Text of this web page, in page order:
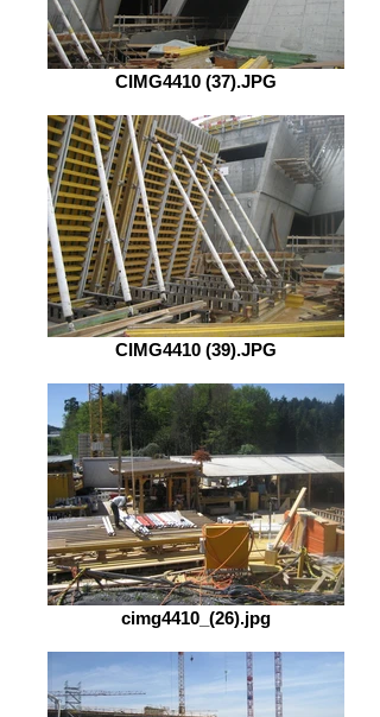
CIMG4410 (37).JPG
CIMG4410 (39).JPG
cimg4410_(26).jpg